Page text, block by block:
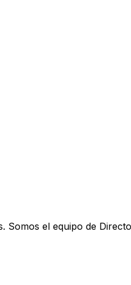
Somos el equipo de